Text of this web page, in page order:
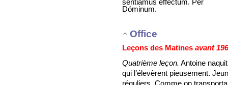
sentiámus efféctum. Per
Dóminum.
Office
Leçons des Matines avant
Quatrième leçon. Antoine
qui l’élevèrent pieusement.
réguliers. Comme on